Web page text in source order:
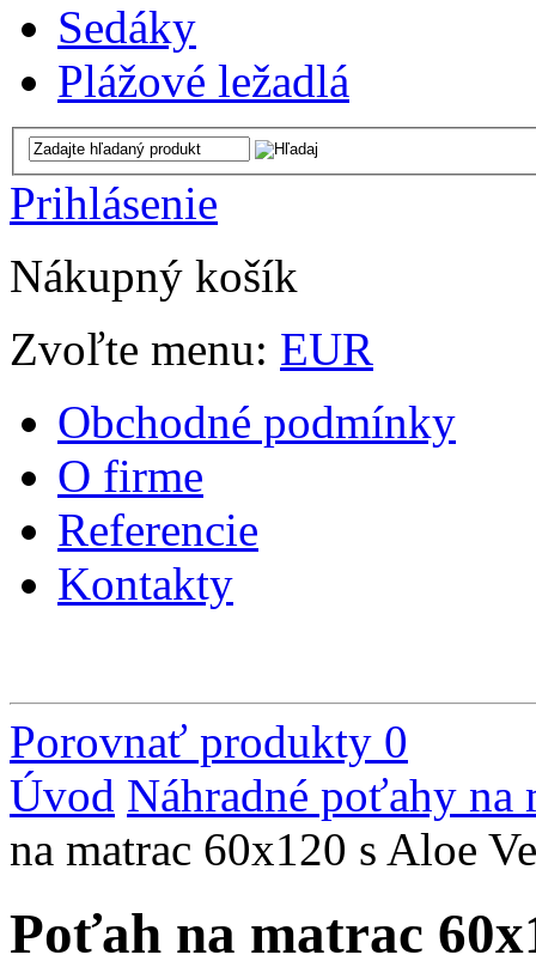
Sedáky
Plážové ležadlá
Prihlásenie
Nákupný košík
Zvoľte menu: EUR
Obchodné podmínky
O firme
Referencie
Kontakty
Porovnať produkty 0
Úvod Náhradné poťahy na
na matrac 60x120 s Aloe
Poťah na matrac